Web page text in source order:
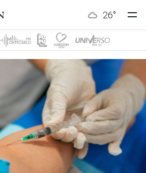
26°